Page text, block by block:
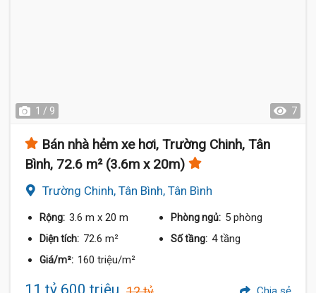
1 / 9 7
Bán nhà hẻm xe hơi, Trường Chinh, Tân
Bình, 72.6 m² (3.6m x 20m)
Trường Chinh, Tân Bình, Tân Bình
Rộng: 3.6 m x 20 m Phòng ngủ: 5 phòng
Diện tích: 72.6 m² Số tầng: 4 tầng
Giá/m²: 160 triệu/m²
11 tỷ 600 triệu